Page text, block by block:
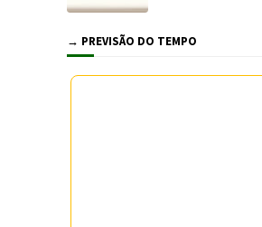
→ PREVISÃO DO TEMPO